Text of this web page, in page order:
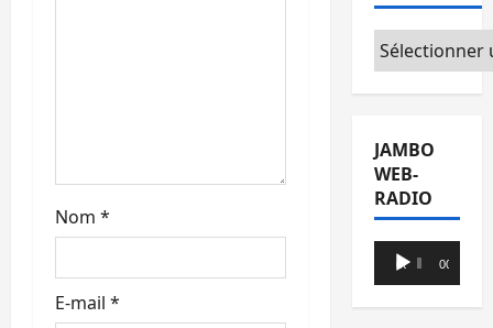
e
Nom *
E-mail *
Catégories
JAMBO
WEB-
RADIO
Lecteur
audio
00:00 00:00